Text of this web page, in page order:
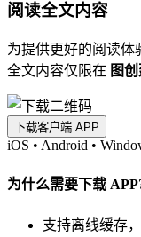
阅读全文内容
为提供更好的阅读体
全文内容仅限在 图
下载客户端 APP
iOS • Android •
为什么需要下载
支持离线缓存